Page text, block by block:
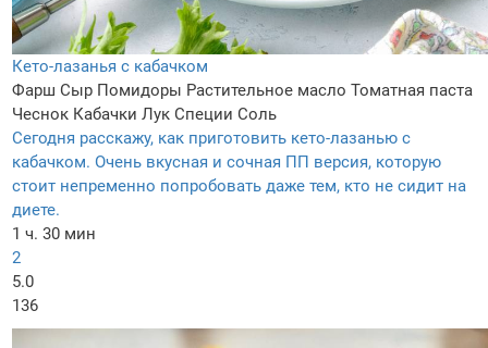
Кето-лазанья с кабачком
Фарш Сыр Помидоры Растительное масло Томатная паста
Чеснок Кабачки Лук Специи Соль
Сегодня расскажу, как приготовить кето-лазанью с
кабачком. Очень вкусная и сочная ПП версия, которую
стоит непременно попробовать даже тем, кто не сидит на
диете.
1 ч. 30 мин
2
5.0
136